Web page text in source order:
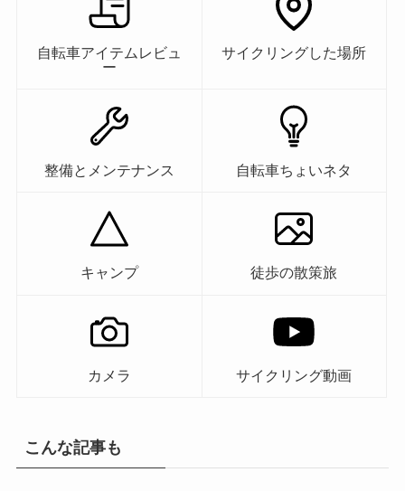
自転車アイテムレビュ
ー
サイクリングした場所
整備とメンテナンス 自転車ちょいネタ
キャンプ 徒歩の散策旅
カメラ サイクリング動画
こんな記事も